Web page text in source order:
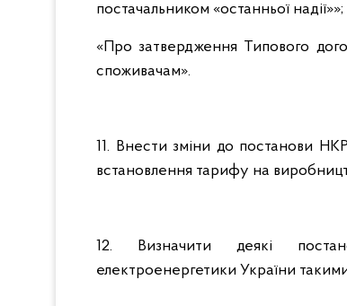
постачальником «останньої надії»»;
«Про затвердження Типового
споживачам».
11. Внести зміни до постанови
встановлення тарифу на
12. Визначити деякі
електроенергетики України